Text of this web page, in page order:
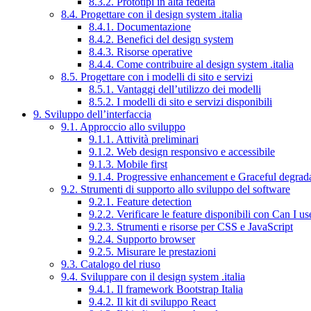
8.4. Progettare con il design system .italia
8.4.1. Documentazione
8.4.2. Benefici del design system
8.4.3. Risorse operative
8.4.4. Come contribuire al design system .italia
8.5. Progettare con i modelli di sito e servizi
8.5.1. Vantaggi dell’utilizzo dei modelli
8.5.2. I modelli di sito e servizi disponibili
9. Sviluppo dell’interfaccia
9.1. Approccio allo sviluppo
9.1.1. Attività preliminari
9.1.2. Web design responsivo e accessibile
9.1.3. Mobile first
9.1.4. Progressive enhancement e Graceful
9.2. Strumenti di supporto allo sviluppo del software
9.2.1. Feature detection
9.2.2. Verificare le feature disponibili con Can I
9.2.3. Strumenti e risorse per CSS e JavaScript
9.2.4. Supporto browser
9.2.5. Misurare le prestazioni
9.3. Catalogo del riuso
9.4. Sviluppare con il design system .italia
9.4.1. Il framework Bootstrap Italia
9.4.2. Il kit di sviluppo React